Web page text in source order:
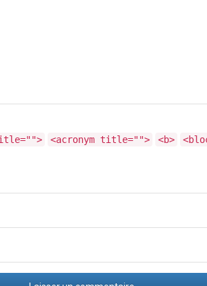
<acronym title=""> <b>